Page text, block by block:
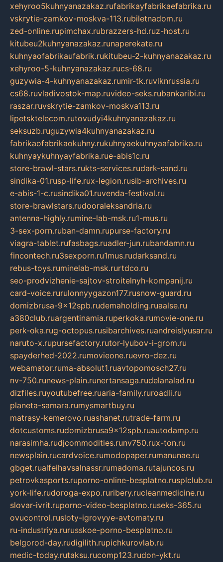
xehyroo5kuhnyanazakaz.rufabrikayfabrikaefabrika.ru
vskrytie-zamkov-moskva-113.rubiletnadom.ru
zed-online.rupimchax.rubrazzers-hd.ruz-host.ru
kitubeu2kuhnyanazakaz.runaperekate.ru
kuhnyaofabrikaufabrik.rukitubeu-2-kuhnyanazakaz.ru
xehyroo-5-kuhnyanazakaz.rucs-68.ru
guzywia-4-kuhnyanazakaz.rumir-tk.ruvlknrussia.ru
cs68.ruvladivostok-map.ruvideo-seks.rubankaribi.ru
raszar.ruvskrytie-zamkov-moskva113.ru
lipetsktelecom.rutovudyi4kuhnyanazakaz.ru
seksuzb.ruguzywia4kuhnyanazakaz.ru
fabrikaofabrikaokuhny.rukuhnyaekuhnyaafabrika.ru
kuhnyaykuhnyayfabrika.rue-abis1c.ru
store-brawl-stars.rukts-services.rudark-sand.ru
sindika-01.rusp-life.rux-legion.rusib-archives.ru
e-abis-1-c.rusindika01.ruvenda-festival.ru
store-brawlstars.rudooraleksandria.ru
antenna-highly.rumine-lab-msk.ru1-mus.ru
3-sex-porn.ruban-damn.rupurse-factory.ru
viagra-tablet.rufasbags.ruadler-jun.rubandamn.ru
fincontech.ru3sexporn.ru1mus.rudarksand.ru
rebus-toys.ruminelab-msk.rurtdco.ru
seo-prodvizhenie-sajtov-stroitelnyh-kompanij.ru
card-voice.rurulonnyygazon177.rusnow-guard.ru
domizbrusa-9x12spb.rudemaholding.ruaalse.ru
a380club.ruargentinamia.ruperkoka.rumovie-one.ru
perk-oka.rug-octopus.rusibarchives.ruandreislyusar.ru
naruto-x.rupursefactory.rutor-lyubov-i-grom.ru
spayderhed-2022.rumovieone.ruevro-dez.ru
webamator.ruma-absolut1.ruavtopomosch27.ru
nv-750.runews-plain.runertansaga.rudelanalad.ru
dizfiles.ruyoutubefree.ruaria-family.ruroadli.ru
planeta-samara.rumysmartbuy.ru
matrasy-kemerovo.ruashanet.rutrade-farm.ru
dotcustoms.rudomizbrusa9x12spb.ruautodamp.ru
narasimha.rudjcommodities.runv750.rux-ton.ru
newsplain.rucardvoice.rumodopaper.rumanunae.ru
gbget.rualfeihavsalnassr.rumadoma.rutajuncos.ru
petrovkasports.ruporno-online-besplatno.rusplclub.ru
york-life.rudoroga-expo.ruribery.rucleanmedicine.ru
slovar-ivrit.ruporno-video-besplatno.ruseks-365.ru
ovucontrol.rusloty-igrovyye-avtomaty.ru
ru-industriya.rurusskoe-porno-besplatno.ru
belgorod-day.rudigilith.rupichkurovlab.ru
medic-today.rutaksu.rucomp123.rudon-ykt.ru